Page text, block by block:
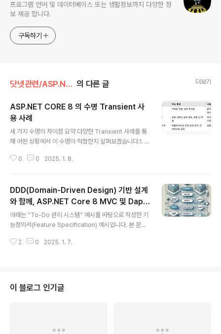
프로그램 언어 및 데이터베이스 또는 생활정보까지 다양한 정
보 제공 합니다.
구독하기
닷넷관련/ASP.NET CORE 🍔 의 다른 글 더보기
ASP.NET CORE 8 의 수명 Transient 사
용 사례
세 가지 수명의 차이점 요약 다양한 Transient 사례를 통
해 어떤 상황에서 이 수명이 적합한지 살펴보겠습니다.1. 데
존할 필요가 없으므로 Transient로 처리하기 적합.예시:
blic class DataFormatter : IDataFormatter{ public
string FormatDate(DateTime date) { return date.
ToString("yyyy-MM-dd"); }}// DI 등록services.Ad
dTransient();2..
0 0 2025. 1. 8.
DDD(Domain-Driven Design) 기반 설계
와 함께, ASP.NET Core 8 MVC 및 Dapp
er, AutoMapper, CQRS 사용
아래는 “To-Do 관리 시스템” 예시를 바탕으로 작성한 기
능정의서(Feature Specification) 예시입니다. 본 문서
술 스택 순으로 정리했습니다. 필요에 따라 추가·수정·삭제
한 할 일(To-Do) 항목을 체계적으로 관리여러 개의 필드
(최대 50+ 개)도 처리 가능하도록 확장성 확보DDD(Do
2 0 2025. 1. 7.
이 블로그 인기글